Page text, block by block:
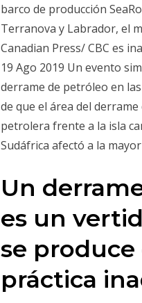
barco de producción
Terranova y Labrador, el
Canadian Press/ CBC es
19 Ago 2019 Un evento
derrame de petróleo en
de que el área del
petrolera frente a la isla
Sudáfrica afectó a la
Un
es un
se
práctica